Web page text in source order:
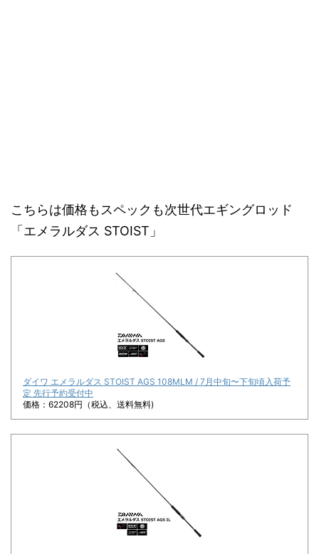
こちらは価格もスペックも次世代エギングロッド
「エメラルダス STOIST」
ダイワ エメラルダス STOIST AGS 108MLM / 7月中旬〜下旬頃入荷予
定 先行予約受付中
価格：62208円（税込、送料無料)